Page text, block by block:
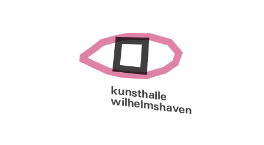
kunsthalle
wilhelmshaven